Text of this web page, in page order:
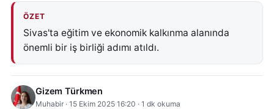
ÖZET
Sivas'ta eğitim ve ekonomik kalkınma alanında
önemli bir iş birliği adımı atıldı.
Gizem Türkmen
Muhabir · 15 Ekim 2025 16:20 · 1 dk okuma